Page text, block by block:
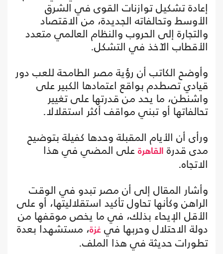
إعادة تشكيل توازنات القوى في الشرق
الأوسط وتحالفاته الجديدة، من الاقتصاد
والتجارة إلى الحروب والنظام العالمي متعدد
الأقطاب الآخذ في التشكل.
وأوضح الكاتب أن رؤية مصر الطامحة للعب دور
قيادي تصطدم بواقع اعتمادها الكبير على
واشنطن، ما يحد من قدرتها على تغيير
تحالفاتها أو تبني مواقف أكثر استقلالا.
ورأى أن الأيام المقبلة وحدها كفيلة بتوضيح
مدى قدرة القاهرة على المضي في هذا
الاتجاه.
وأشار المقال إلى أن مصر تبدو في الوقت
الراهن وكأنها تحاول تأكيد استقلاليتها، أو على
الأقل الإيحاء بذلك، في ما يخص موقفها من
دولة الاحتلال وحربها في غزة، مستشهدا بعدة
تطورات حديثة في هذا الملف.